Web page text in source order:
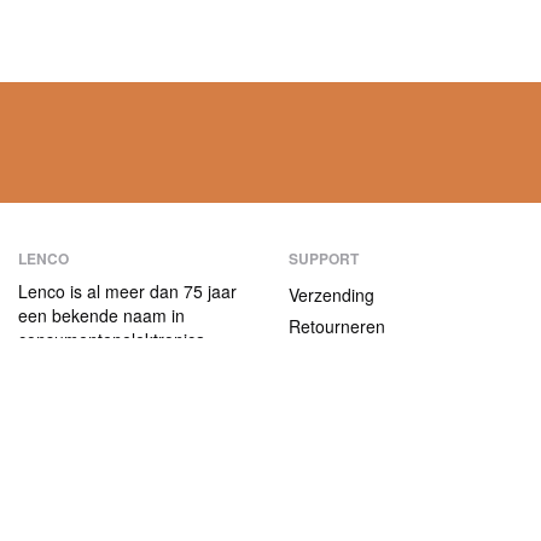
LENCO
Lenco is al meer dan 75 jaar
een bekende naam in
consumentenelektronica.
SUPPORT
Verzending
Retourneren